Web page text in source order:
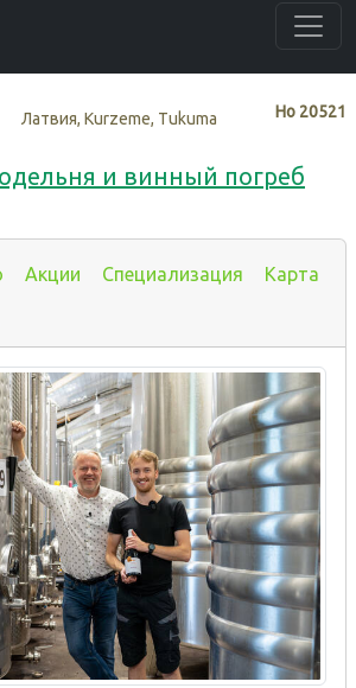
Нo 20521
Латвия, Kurzeme, Tukuma
и винный погреб
Акции Специализация Карта